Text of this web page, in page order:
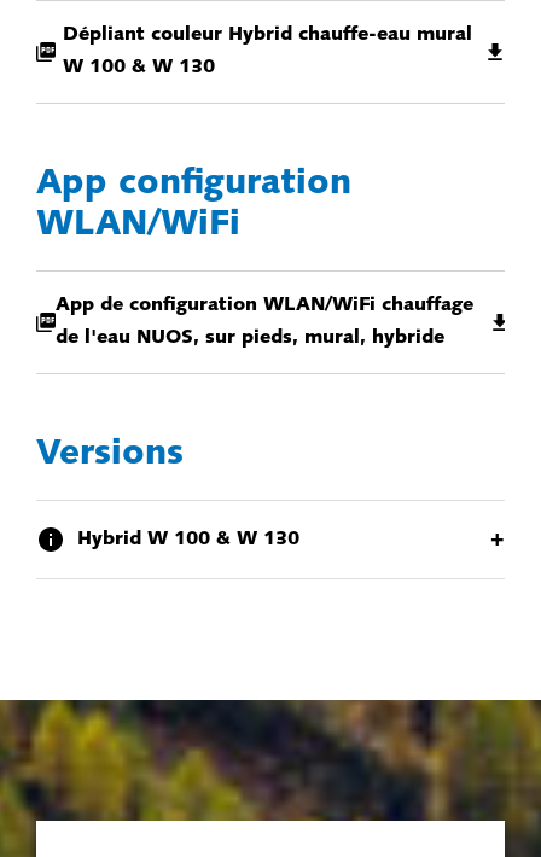
Dépliant couleur Hybrid chauffe-eau mural
W 100 & W 130
App configuration
WLAN/WiFi
App de configuration WLAN/WiFi chauffage
de l'eau NUOS, sur pieds, mural, hybride
Versions
Hybrid W 100 & W 130 +